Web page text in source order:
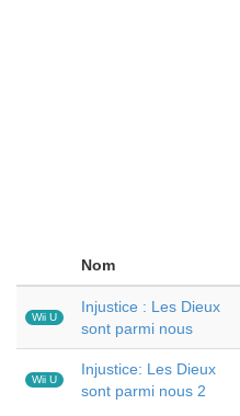
Nom
Wii U
Injustice : Les Dieux
sont parmi nous
Wii U
Injustice: Les Dieux
sont parmi nous 2